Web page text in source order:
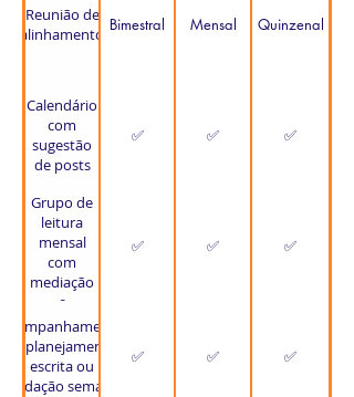
Reunião de
alinhamento
Bimestral Mensal Quinzenal
Calendário
com
sugestão
de posts
✅ ✅ ✅
Grupo de
leitura
mensal
com
mediação
e
feedbacks
✅ ✅ ✅
Acompanhamento
do planejamento,
escrita ou
lapidação semanal
✅ ✅ ✅